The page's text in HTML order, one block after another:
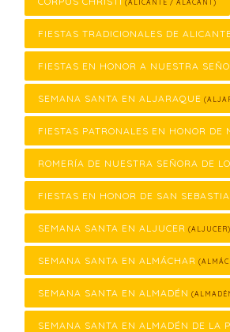
(ALICANTE / ALACANT)
FIESTAS TRADICIONALES DE
FIESTAS EN HONOR A NUESTRA
SEMANA SANTA EN ALJARAQUE
FIESTAS PATRONALES EN HONOR DE
ROMERÍA DE NUESTRA SEÑORA DE
FIESTAS EN HONOR DE SAN
SEMANA SANTA EN ALJUCER (ALJUCER)
SEMANA SANTA EN ALMÁCHAR
SEMANA SANTA EN ALMADÉN
SEMANA SANTA EN ALMADÉN DE LA